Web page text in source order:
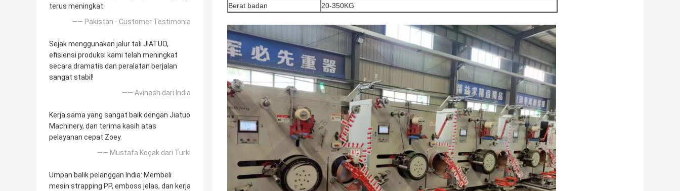
terus meningkat.
—— Pakistan - Customer Testimonia
Sejak menggunakan jalur tali JIATUO,
efisiensi produksi kami telah meningkat
secara dramatis dan peralatan berjalan
sangat stabil!
—— Avinash dari India
Kerja sama yang sangat baik dengan Jiatuo
Machinery, dan terima kasih atas
pelayanan cepat Zoey.
—— Mustafa Koçak dari Turki
Umpan balik pelanggan India: Membeli
mesin strapping PP, emboss jelas, dan kerja
Berat badan
20-350KG